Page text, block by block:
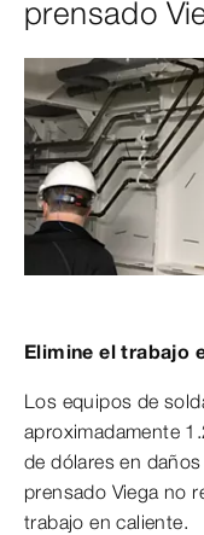
prensado
Elimine el trabajo
Los equipos de
aproximadamente
de dólares en
prensado Viega no
trabajo en caliente.